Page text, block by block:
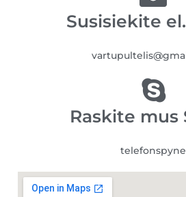
Susisiekite
Raskite mus
telefonspyne